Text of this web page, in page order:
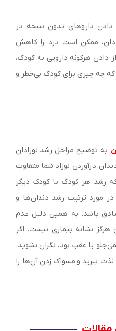
دادن دارو‌های بدون نسخه در
ممکن است درد را کاهش
دادن هرگونه دارویی به کودک،
که چه چیزی برای کودک بی‌خطر و
به توضیح مراحل رشد نوزادان
درآوردن نوزاد شما متفاوت
رشد هر کودک با کودک دیگر
مورد ترتیب رشد دندان‌‌ها و
باشد. به همین دلیل عدم
هرگز نشانه بیماری نیست. اگر
یا عقب بود، نگران نشوید.
ببرید و مسواک زدن آن‌‌ها را